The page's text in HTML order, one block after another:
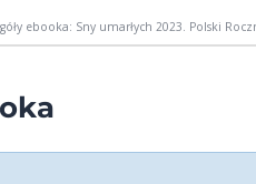
ebooka: Sny umarłych 2023. Polski